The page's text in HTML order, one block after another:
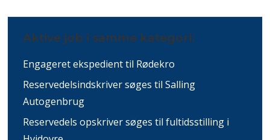
Aktive job i samme kategori:
Engageret ekspedient til Rødekro
Reservedelsindskriver søges til Salling
Autogenbrug
Reservedels opskriver søges til fultidsstilling i